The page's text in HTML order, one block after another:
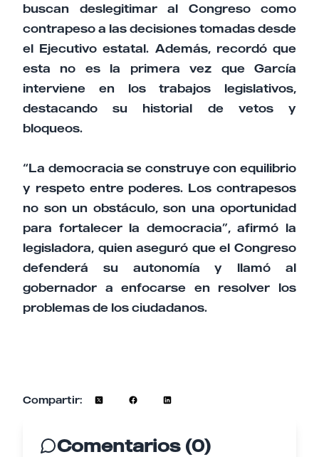
buscan deslegitimar al Congreso como
contrapeso a las decisiones tomadas desde
el Ejecutivo estatal. Además, recordó que
esta no es la primera vez que García
interviene en los trabajos legislativos,
destacando su historial de vetos y
bloqueos.
“La democracia se construye con equilibrio
y respeto entre poderes. Los contrapesos
no son un obstáculo, son una oportunidad
para fortalecer la democracia”, afirmó la
legisladora, quien aseguró que el Congreso
defenderá su autonomía y llamó al
gobernador a enfocarse en resolver los
problemas de los ciudadanos.
Compartir:
Comentarios (0)